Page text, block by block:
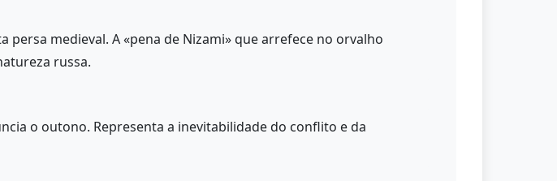
persa medieval. A «pena de Nizami» que arrefece no orvalho
russa.
o outono. Representa a inevitabilidade do conflito e da